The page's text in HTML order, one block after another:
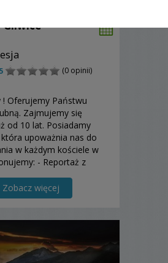
Gliwice
(0 opinii)
! Oferujemy Państwu
Zajmujemy się
od 10 lat. Posiadamy
upoważnia nas do
w każdym kościele w
- Reportaż z
- Reportaż z
wraz z życzeniami. -
Zobacz więcej